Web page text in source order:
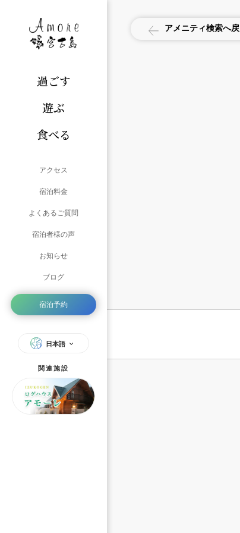
過ごす
遊ぶ
食べる
アクセス
宿泊料金
よくあるご質問
宿泊者様の声
お知らせ
ブログ
宿泊予約
日本語
関連施設
アメニティ検索へ